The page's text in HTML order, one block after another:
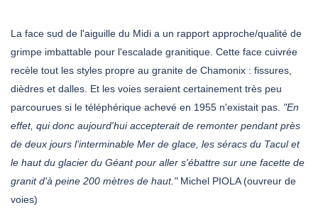
La face sud de l'aiguille du Midi a un rapport approche/qualité de
grimpe imbattable pour l'escalade granitique. Cette face cuivrée
recèle tout les styles propre au granite de Chamonix : fissures,
dièdres et dalles. Et les voies seraient certainement très peu
parcourues si le téléphérique achevé en 1955 n'existait pas. "En
effet, qui donc aujourd'hui accepterait de remonter pendant près
de deux jours l'interminable Mer de glace, les séracs du Tacul et
le haut du glacier du Géant pour aller s'ébattre sur une facette de
granit d'à peine 200 mètres de haut." Michel PIOLA (ouvreur de
voies)